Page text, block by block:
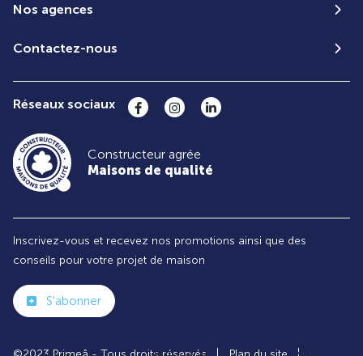
Nos agences
Contactez-nous
Réseaux sociaux
Constructeur agrée
Maisons de qualité
Inscrivez-vous et recevez nos promotions ainsi que des
conseils pour votre projet de maison
S'abonner